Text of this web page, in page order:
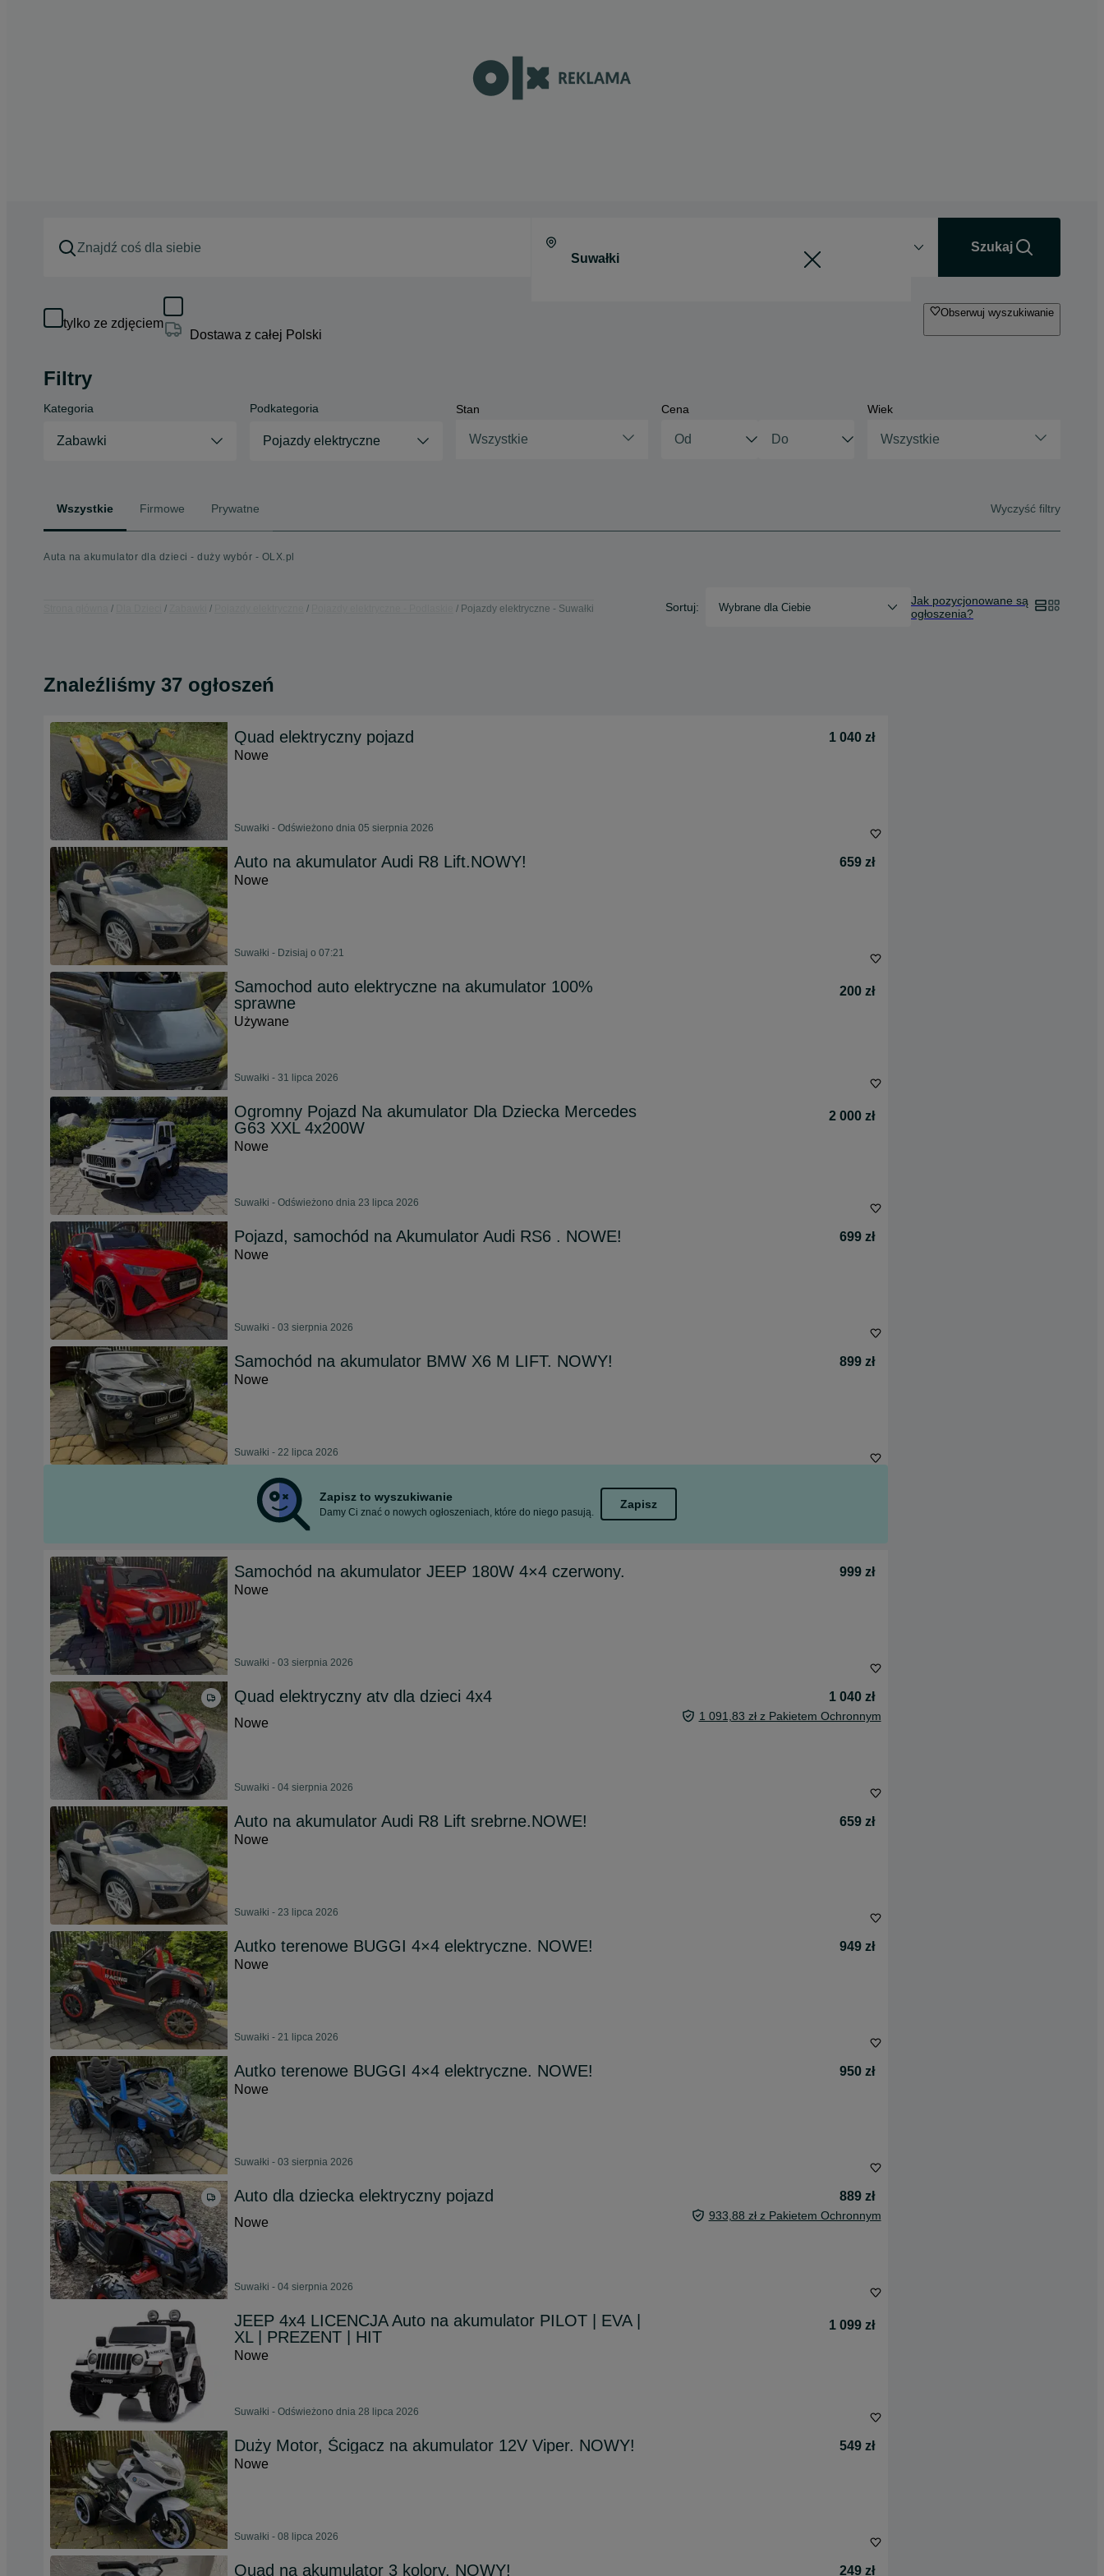
Szukaj
tylko ze zdjęciem
Dostawa z całej Polski
Obserwuj wyszukiwanie
Filtry
Kategoria
Zabawki
Podkategoria
Pojazdy elektryczne
Stan
Wszystkie
Cena Wiek
Wszystkie
Wszystkie Firmowe Prywatne Wyczyść filtry
Auta na akumulator dla dzieci - duży wybór - OLX.pl
Pojazdy elektryczne - Suwałki Sortuj: Wybrane dla Ciebie
Jak pozycjonowane są
ogłoszenia?
Znaleźliśmy 37 ogłoszeń
Quad elektryczny pojazd
1 040 zł
Nowe
Suwałki - Odświeżono dnia 05 sierpnia 2026
Auto na akumulator Audi R8 Lift.NOWY!
659 zł
Nowe
Suwałki - Dzisiaj o 07:21
Samochod auto elektryczne na akumulator 100%
sprawne
200 zł
Używane
Suwałki - 31 lipca 2026
Ogromny Pojazd Na akumulator Dla Dziecka Mercedes
G63 XXL 4x200W
2 000 zł
Nowe
Suwałki - Odświeżono dnia 23 lipca 2026
Pojazd, samochód na Akumulator Audi RS6 . NOWE!
699 zł
Nowe
Suwałki - 03 sierpnia 2026
Samochód na akumulator BMW X6 M LIFT. NOWY!
899 zł
Nowe
Suwałki - 22 lipca 2026
Zapisz to wyszukiwanie
Damy Ci znać o nowych ogłoszeniach, które do niego pasują.
Zapisz
Samochód na akumulator JEEP 180W 4×4 czerwony.
999 zł
Nowe
Suwałki - 03 sierpnia 2026
Quad elektryczny atv dla dzieci 4x4
1 040 zł
Nowe
1 091,83 zł z Pakietem Ochronnym
Suwałki - 04 sierpnia 2026
Auto na akumulator Audi R8 Lift srebrne.NOWE!
659 zł
Nowe
Suwałki - 23 lipca 2026
Autko terenowe BUGGI 4×4 elektryczne. NOWE!
949 zł
Nowe
Suwałki - 21 lipca 2026
Autko terenowe BUGGI 4×4 elektryczne. NOWE!
950 zł
Nowe
Suwałki - 03 sierpnia 2026
Auto dla dziecka elektryczny pojazd
889 zł
Nowe
933,88 zł z Pakietem Ochronnym
Suwałki - 04 sierpnia 2026
JEEP 4x4 LICENCJA Auto na akumulator PILOT | EVA |
XL | PREZENT | HIT
1 099 zł
Nowe
Suwałki - Odświeżono dnia 28 lipca 2026
Duży Motor, Ścigacz na akumulator 12V Viper. NOWY!
549 zł
Nowe
Suwałki - 08 lipca 2026
Quad na akumulator 3 kolory. NOWY! 249 zł